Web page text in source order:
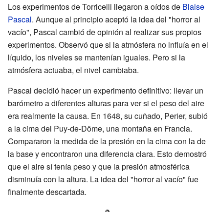
Los experimentos de Torricelli llegaron a oídos de Blaise
Pascal. Aunque al principio aceptó la idea del "horror al
vacío", Pascal cambió de opinión al realizar sus propios
experimentos. Observó que si la atmósfera no influía en el
líquido, los niveles se mantenían iguales. Pero si la
atmósfera actuaba, el nivel cambiaba.
Pascal decidió hacer un experimento definitivo: llevar un
barómetro a diferentes alturas para ver si el peso del aire
era realmente la causa. En 1648, su cuñado, Perier, subió
a la cima del Puy-de-Dôme, una montaña en Francia.
Compararon la medida de la presión en la cima con la de
la base y encontraron una diferencia clara. Esto demostró
que el aire sí tenía peso y que la presión atmosférica
disminuía con la altura. La idea del "horror al vacío" fue
finalmente descartada.